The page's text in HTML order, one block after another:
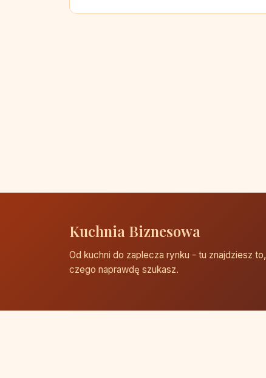
Kuchnia Biznesowa
Od kuchni do zaplecza rynku - tu znajdziesz to,
czego naprawdę szukasz.